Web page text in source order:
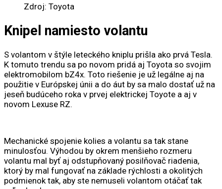
Zdroj: Toyota
Knipel namiesto volantu
S volantom v štýle leteckého kniplu prišla ako prvá Tesla.
K tomuto trendu sa po novom pridá aj Toyota so svojim
elektromobilom bZ4x. Toto riešenie je už legálne aj na
použitie v Európskej únii a do áut by sa malo dostať už na
jeseň budúceho roka v prvej elektrickej Toyote a aj v
novom Lexuse RZ.
Mechanické spojenie kolies a volantu sa tak stane
minulosťou. Výhodou by okrem menšieho rozmeru
volantu mal byť aj odstupňovaný posilňovač riadenia,
ktorý by mal fungovať na základe rýchlosti a okolitých
podmienok tak, aby ste nemuseli volantom otáčať tak